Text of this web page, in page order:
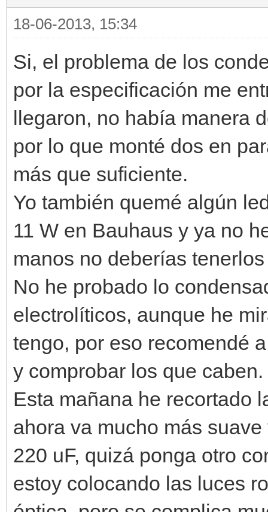
18-06-2013, 15:34
Si, el problema de los
por la especificación me
llegaron, no había manera
por lo que monté dos en
más que suficiente.
Yo también quemé algún
11 W en Bauhaus y ya no
manos no deberías
No he probado lo
electrolíticos, aunque he
tengo, por eso recomendé
y comprobar los que caben.
Esta mañana he recortado
ahora va mucho más
220 uF, quizá ponga otro
estoy colocando las luces